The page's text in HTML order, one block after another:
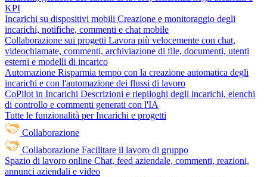
KPI
Incarichi su dispositivi mobili Creazione e monitoraggio degli
incarichi, notifiche, commenti e chat mobile
Collaborazione sui progetti Lavora più velocemente con chat,
videochiamate, commenti, archiviazione di file, documenti, utenti
esterni e modelli di incarico
Automazione Risparmia tempo con la creazione automatica degli
incarichi e con l'automazione dei flussi di lavoro
CoPilot in Incarichi Descrizioni e riepiloghi degli incarichi, elenchi
di controllo e commenti generati con l'IA
Tutte le funzionalità per Incarichi e progetti
Collaborazione
Collaborazione Facilitare il lavoro di gruppo
Spazio di lavoro online Chat, feed aziendale, commenti, reazioni,
annunci aziendali e video